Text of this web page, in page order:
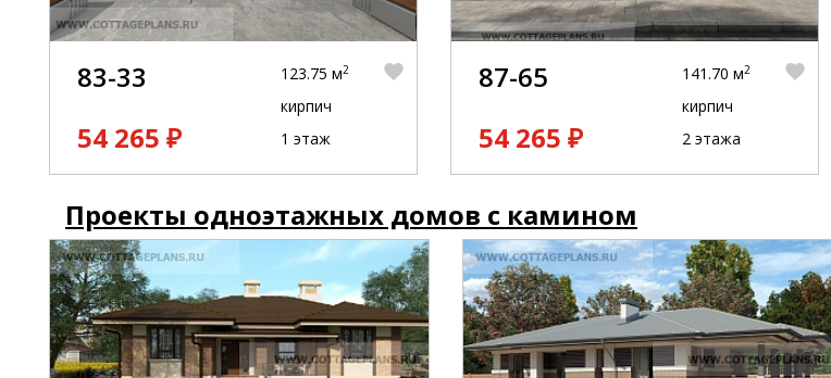
83-33
54 265 ₽
123.75 м2
кирпич
1 этаж
87-65
54 265 ₽
141.70 м2
кирпич
2 этажа
Проекты одноэтажных домов с камином